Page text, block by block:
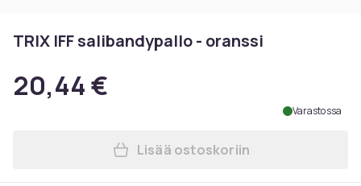
TRIX IFF salibandypallo - oranssi
20,44 €
Varastossa
Lisää TRIX IFF
Lisää ostoskoriin